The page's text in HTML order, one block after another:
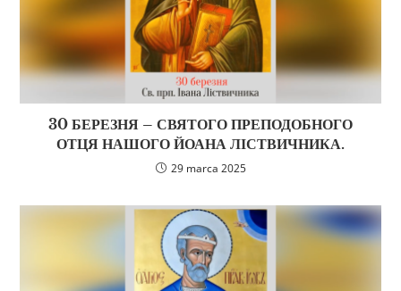
30 БЕРЕЗНЯ – СВЯТОГО ПРЕПОДОБНОГО
ОТЦЯ НАШОГО ЙОАНА ЛІСТВИЧНИКА.
29 marca 2025